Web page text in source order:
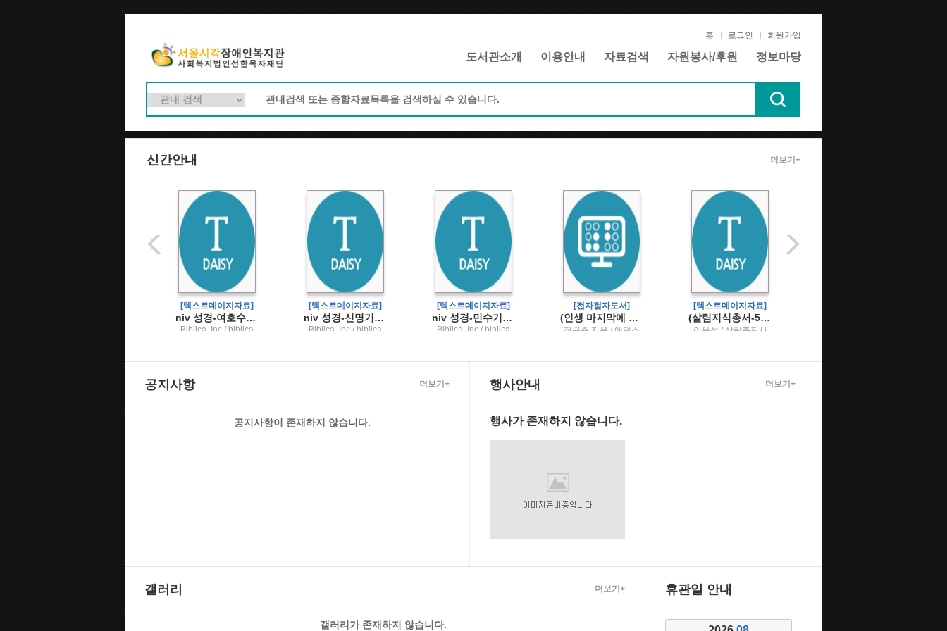
홈 로그인 회원가입
도서관소개 이용안내 자료검색 자원봉사/후원 정보마당
신간안내
[텍스트데이지자료]
niv 성경-여호수아권차
Biblica, Inc / biblica
[텍스트데이지자료]
niv 성경-신명기권차
Biblica, Inc / biblica
[텍스트데이지자료]
niv 성경-민수기권차
Biblica, Inc / biblica
[전자점자도서]
(인생 마지막에 쓰는) 주식투자 교과서 : 21년간 73배로 자산을 불린 슈퍼개미의 주식투자법권차
정규준 지음 / 애덤스
[텍스트데이지자료]
(살림지식총서-598) 생성형 AI：원리로 이해하는 지혜로운 생성형 AI 활용권차
이운성 / 살림출판사
더보기+
공지사항
공지사항이 존재하지 않습니다.
더보기+ 행사안내
행사가 존재하지 않습니다.
더보기+
갤러리
갤러리가 존재하지 않습니다.
더보기+ 휴관일 안내